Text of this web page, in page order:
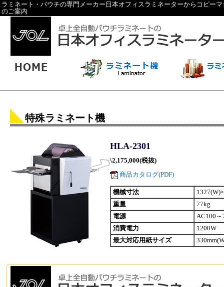
ラミネート・パウチの専門メーカー日本オフィスラミネーターからコピー
のご案内
特殊ラミネート機
HLA-2301
\2,175,000(税抜)
商品カタログ(PDF)
機械寸法
重量
77kg
電源
AC100
消費電力
1200W
最大対応用紙サイズ